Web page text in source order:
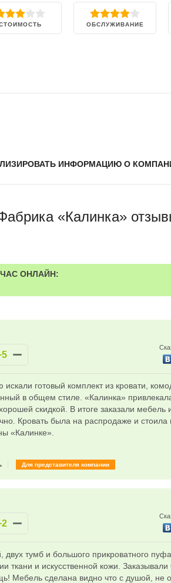
ОБСЛУЖИВАНИЕ
ИНФОРМАЦИЮ О
«Калинка»
ОНЛАЙН:
готовый комплект из кровати,
в общем стиле. «Калинка»
скидкой. В итоге заказали мебель
Кровать была на распродаже и
«Калинке».
Для представителя компании
двух тумб и большого прикроватного
ткани и искусственной кожи. Заказывали
Мебель сделана видно что с душой, не